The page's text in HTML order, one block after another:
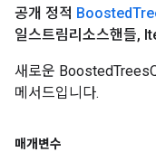
공개 정적 Boosted
일스트림리소스핸들,
새로운
메서드입니다.
매개변수